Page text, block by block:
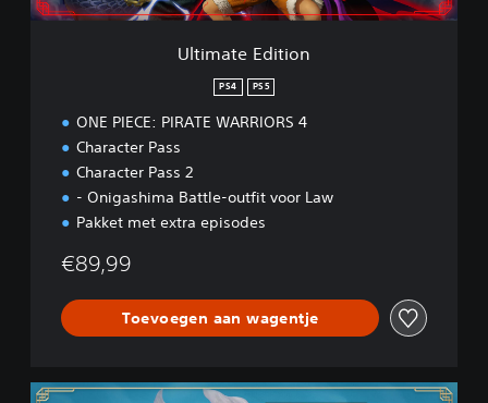
t
Ultimate Edition
PS4 PS5
ONE PIECE: PIRATE WARRIORS 4
Character Pass
Character Pass 2
- Onigashima Battle-outfit voor Law
Pakket met extra episodes
€89,99
Toevoegen aan wagentje
L